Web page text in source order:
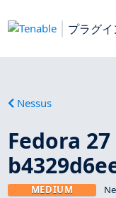
プラグイ
Nessus
Fedora
MEDIUM